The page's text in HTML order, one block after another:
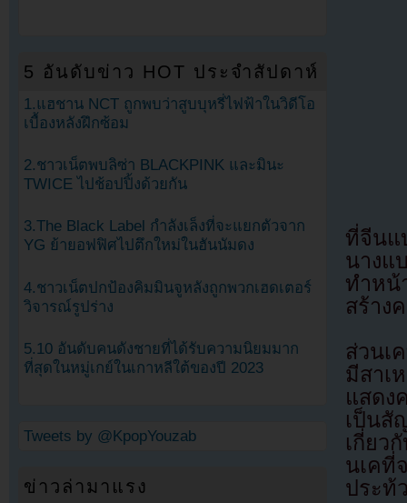
ที่จีนแ
นางแ
ทำหน้
สร้าง
ส่วนเ
มีสาเ
แสดง
เป็นสั
เกี่ยว
นเคที่
ประท้
5 อันดับข่าว HOT ประจำสัปดาห์
1.แฮชาน NCT ถูกพบว่าสูบบุหรี่ไฟฟ้าในวิดีโอ
เบื้องหลังฝึกซ้อม
2.ชาวเน็ตพบลิซ่า BLACKPINK และมินะ
TWICE ไปช้อปปิ้งด้วยกัน
3.The Black Label กำลังเล็งที่จะแยกตัวจาก
YG ย้ายอฟฟิศไปตึกใหม่ในฮันนัมดง
4.ชาวเน็ตปกป้องคิมมินจูหลังถูกพวกเฮดเตอร์
วิจารณ์รูปร่าง
5.10 อันดับคนดังชายที่ได้รับความนิยมมาก
ที่สุดในหมู่เกย์ในเกาหลีใต้ของปี 2023
Tweets by @KpopYouzab
ข่าวล่ามาแรง